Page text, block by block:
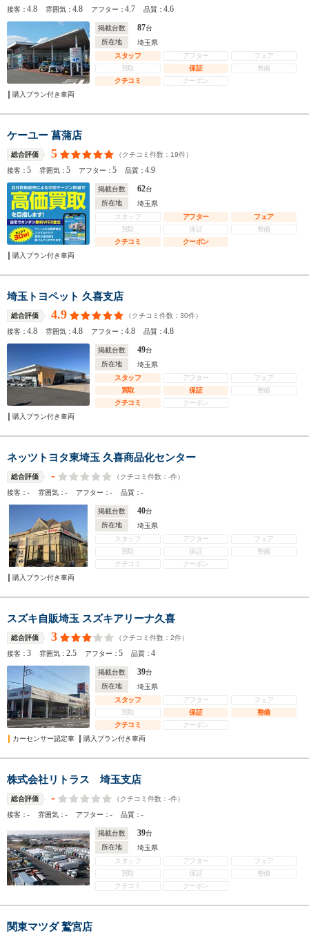
接客：4.8 雰囲気：4.8 アフター：4.7 品質：4.6
掲載台数 87台
所在地
埼玉県
スタッフ
アフター
フェア
買取
保証
整備
クチコミ
クーポン
購入プラン付き車両
ケーユー 菖蒲店
総合評価 5 （クチコミ件数： 19件）
接客：5 雰囲気：5 アフター：5 品質：4.9
掲載台数 62台
所在地
埼玉県
スタッフ
アフター
フェア
買取
保証
整備
クチコミ
クーポン
購入プラン付き車両
埼玉トヨペット 久喜支店
総合評価 4.9 （クチコミ件数： 30件）
接客：4.8 雰囲気：4.8 アフター：4.8 品質：4.8
掲載台数 49台
所在地
埼玉県
スタッフ
アフター
フェア
買取
保証
整備
クチコミ
クーポン
購入プラン付き車両
ネッツトヨタ東埼玉 久喜商品化センター
総合評価 - （クチコミ件数： -件）
接客：- 雰囲気：- アフター：- 品質：-
掲載台数 40台
所在地
埼玉県
スタッフ
アフター
フェア
買取
保証
整備
クチコミ
クーポン
購入プラン付き車両
スズキ自販埼玉 スズキアリーナ久喜
総合評価 3 （クチコミ件数： 2件）
接客：3 雰囲気：2.5 アフター：5 品質：4
掲載台数 39台
所在地
埼玉県
スタッフ
アフター
フェア
買取
保証
整備
クチコミ
クーポン
カーセンサー認定車
購入プラン付き車両
株式会社リトラス 埼玉支店
総合評価 - （クチコミ件数： -件）
接客：- 雰囲気：- アフター：- 品質：-
掲載台数 39台
所在地
埼玉県
スタッフ
アフター
フェア
買取
保証
整備
クチコミ
クーポン
関東マツダ 鷲宮店